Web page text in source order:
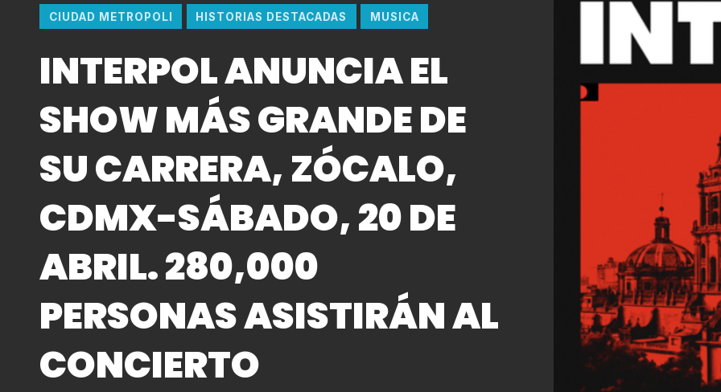
CIUDAD METROPOLI HISTORIAS DESTACADAS MUSICA
INTERPOL ANUNCIA EL
SHOW MÁS GRANDE DE
SU CARRERA, ZÓCALO,
CDMX-SÁBADO, 20 DE
ABRIL. 280,000
PERSONAS ASISTIRÁN AL
CONCIERTO